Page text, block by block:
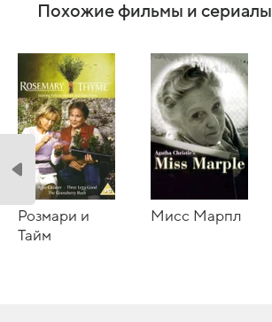
Похожие фильмы и сериалы
Розмари и
Тайм
Мисс Марпл